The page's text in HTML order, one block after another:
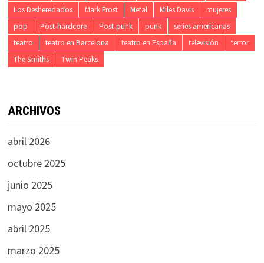
Los Desheredados
Mark Frost Metal Miles Davis
mujeres
pop
Post-hardcore Post-punk punk
series americanas
teatro
teatro en Barcelona teatro en España televisión
terror
The Smiths
Twin Peaks
ARCHIVOS
abril 2026
octubre 2025
junio 2025
mayo 2025
abril 2025
marzo 2025